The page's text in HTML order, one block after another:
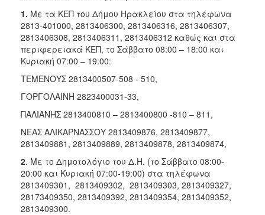
1. Με τα ΚΕΠ του Δήμου Ηρακλείου στα τηλέφωνα
2813-401000, 2813406300, 2813406316, 2813406307,
2813406308, 2813406311, 2813406312 καθώς και στα
περιφερειακά ΚΕΠ, το Σάββατο 08:00 – 18:00 και
Κυριακή 07:00 – 19:00:
ΤΕΜΕΝΟΥΣ 2813400507-508 - 510,
ΓΟΡΓΟΛΑΙΝΗ 2823400031-33,
ΠΑΛΙΑΝΗΣ 2813400810 – 2813400800 -810 – 811,
ΝΕΑΣ ΑΛΙΚΑΡΝΑΣΣΟΥ 2813409876, 2813409877,
2813409881, 2813409889, 2813409878, 2813409874,
2. Με το Δημοτολόγιο του Δ.Η. (το Σάββατο 08:00-
20:00 και Κυριακή 07:00-19:00) στα τηλέφωνα
2813409301, 2813409302, 2813409303, 2813409327,
28173409350, 2813409392, 2813409354, 2813409352,
2813409300.